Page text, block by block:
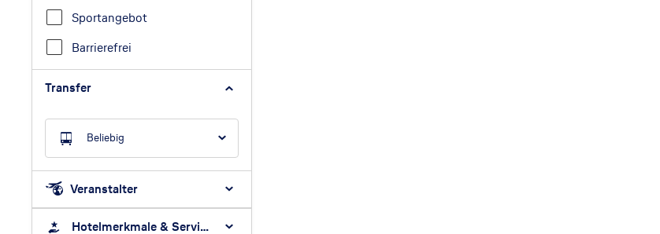
Sportangebot
Barrierefrei
Transfer
Beliebig
Veranstalter
Hotelmerkmale & Services